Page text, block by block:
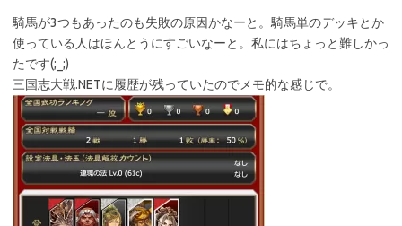
騎馬が3つもあったのも失敗の原因かなーと。騎馬単のデッキとか
使っている人はほんとうにすごいなーと。私にはちょっと難しかっ
たです(;_;)
三国志大戦.NETに履歴が残っていたのでメモ的な感じで。